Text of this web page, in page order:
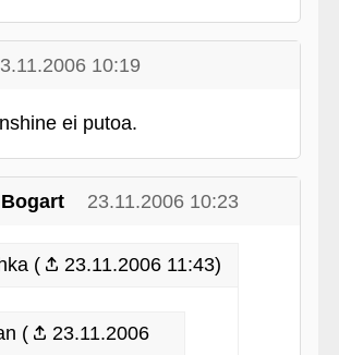
10:19
ei putoa.
23.11.2006 10:23
( 23.11.2006 11:43)
(
23.11.2006